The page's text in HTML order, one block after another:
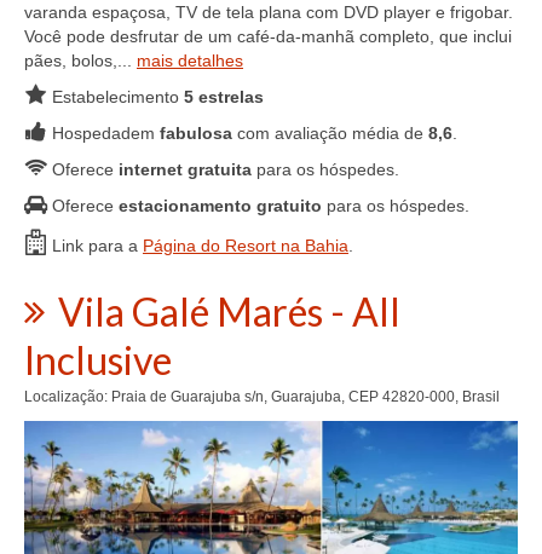
varanda espaçosa, TV de tela plana com DVD player e frigobar.
Você pode desfrutar de um café-da-manhã completo, que inclui
pães, bolos,... mais detalhes
Estabelecimento 5 estrelas
Hospedadem fabulosa com avaliação média de 8,6
Oferece internet gratuita para os hóspedes.
Oferece estacionamento gratuito para os hóspedes.
Link para a Página do Resort na Bahia
Vila Galé Marés - All
Inclusive
Localização: Praia de Guarajuba s/n, Guarajuba, CEP 42820-000, Brasil